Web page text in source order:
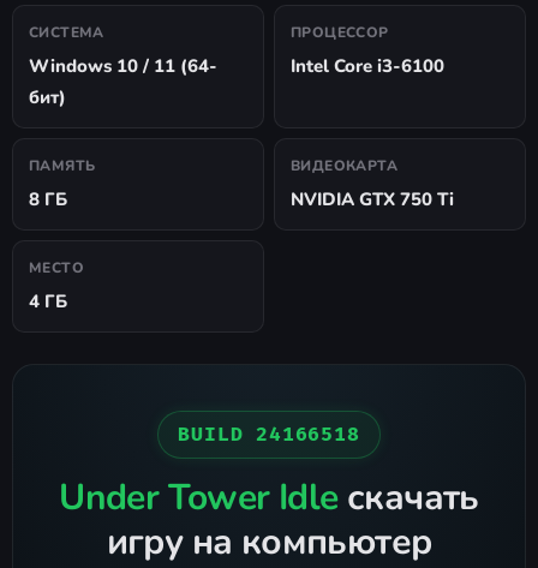
СИСТЕМА
Windows 10 / 11 (64-
бит)
ПРОЦЕССОР
Intel Core i3-6100
ПАМЯТЬ
8 ГБ
ВИДЕОКАРТА
NVIDIA GTX 750 Ti
МЕСТО
4 ГБ
BUILD 24166518
Under Tower Idleскачать
игру на компьютер